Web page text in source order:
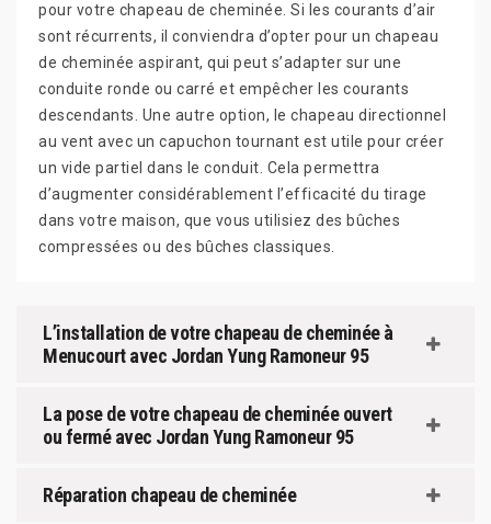
pour votre chapeau de cheminée. Si les courants d’air
sont récurrents, il conviendra d’opter pour un chapeau
de cheminée aspirant, qui peut s’adapter sur une
conduite ronde ou carré et empêcher les courants
descendants. Une autre option, le chapeau directionnel
au vent avec un capuchon tournant est utile pour créer
un vide partiel dans le conduit. Cela permettra
d’augmenter considérablement l’efficacité du tirage
dans votre maison, que vous utilisiez des bûches
compressées ou des bûches classiques.
L’installation de votre chapeau de cheminée à
Menucourt avec Jordan Yung Ramoneur 95
La pose de votre chapeau de cheminée ouvert
ou fermé avec Jordan Yung Ramoneur 95
Réparation chapeau de cheminée